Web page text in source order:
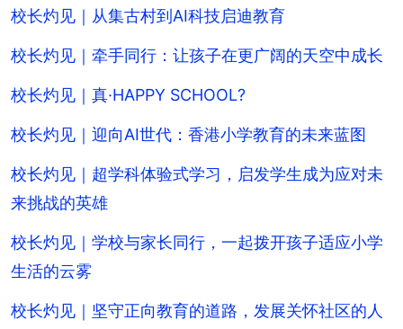
校长灼见｜从集古村到AI科技启迪教育
校长灼见｜牵手同行：让孩子在更广阔的天空中成长
校长灼见｜真·HAPPY SCHOOL?
校长灼见｜迎向AI世代：香港小学教育的未来蓝图
校长灼见｜超学科体验式学习，启发学生成为应对未
来挑战的英雄
校长灼见｜学校与家长同行，一起拨开孩子适应小学
生活的云雾
校长灼见｜坚守正向教育的道路，发展关怀社区的人